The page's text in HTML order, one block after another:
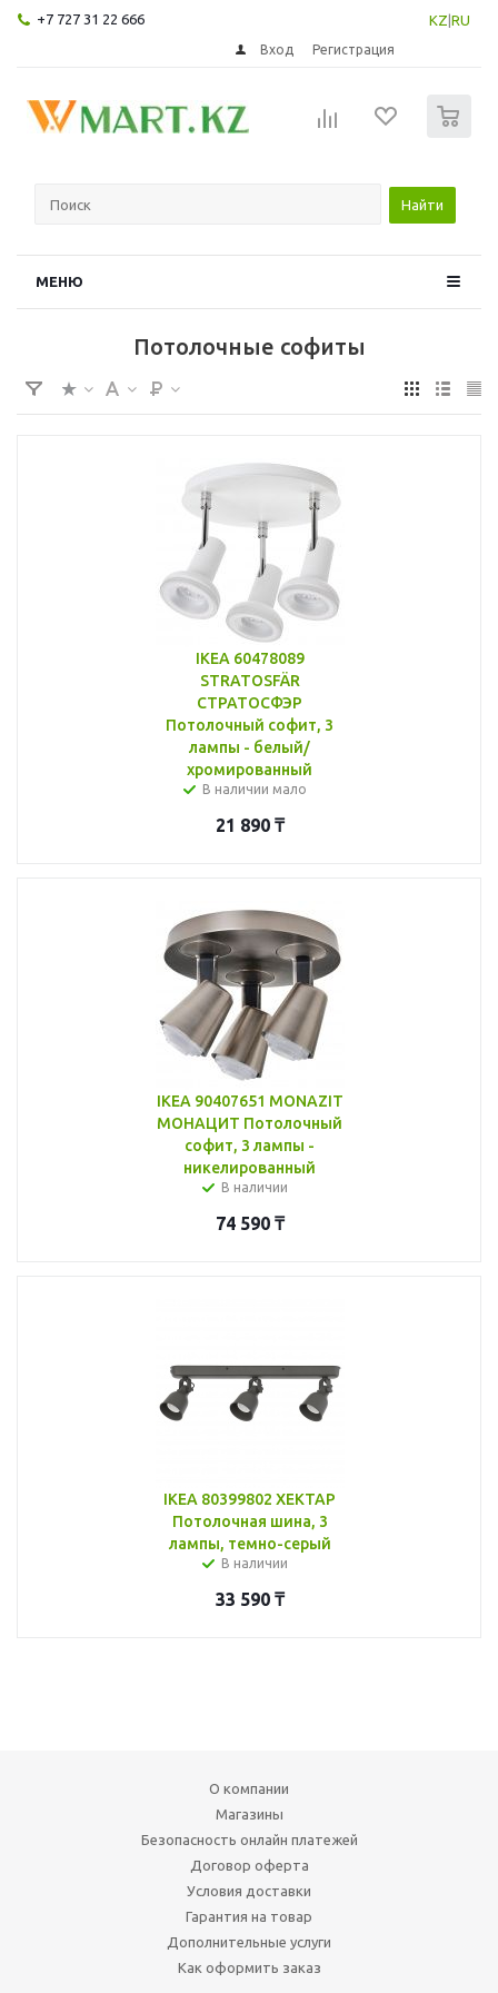
+7 727 31 22 666 KZ RU
Вход Регистрация
Найти
МЕНЮ
Потолочные софиты
IKEA 60478089
STRATOSFÄR
СТРАТОСФЭР
Потолочный софит, 3
лампы - белый/
хромированный
В наличии мало
21 890₸
IKEA 90407651 MONAZIT
МОНАЦИТ Потолочный
софит, 3 лампы -
никелированный
В наличии
74 590₸
IKEA 80399802 ХЕКТАР
Потолочная шина, 3
лампы, темно-серый
В наличии
33 590₸
О компании
Магазины
Безопасность онлайн платежей
Договор оферта
Условия доставки
Гарантия на товар
Дополнительные услуги
Как оформить заказ